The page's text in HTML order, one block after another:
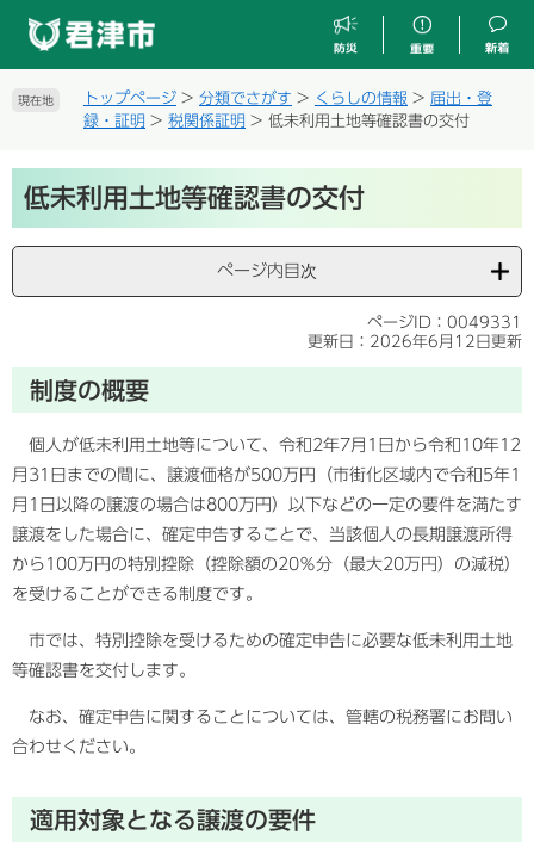
現在地 トップページ > 分類でさがす > くらしの情報 > 届出・登
録・証明 > 税関係証明 > 低未利用土地等確認書の交付
文低未利用土地等確認書の交付
ページ内目次
ページID：0049331
更新日：2026年6月12日更新
制度の概要
個人が低未利用土地等について、令和2年7月1日から令和10年12
月31日までの間に、譲渡価格が500万円（市街化区域内で令和5年1
月1日以降の譲渡の場合は800万円）以下などの一定の要件を満たす
譲渡をした場合に、確定申告することで、当該個人の長期譲渡所得
から100万円の特別控除（控除額の20％分（最大20万円）の減税）
を受けることができる制度です。
市では、特別控除を受けるための確定申告に必要な低未利用土地
等確認書を交付します。
なお、確定申告に関することについては、管轄の税務署にお問い
合わせください。
適用対象となる譲渡の要件